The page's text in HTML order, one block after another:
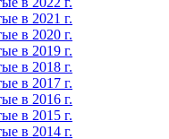
в 2021 г.
в 2020 г.
в 2019 г.
в 2018 г.
в 2017 г.
в 2016 г.
в 2015 г.
в 2014 г.